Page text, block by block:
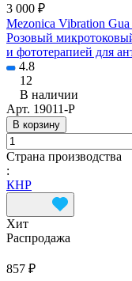
3 000 ₽
Mezonica Vibration
Розовый
и фототерапией для
4.8
12
В наличии
Арт. 19011-P
В корзину
Страна производства
:
КНР
Хит
Распродажа
857 ₽